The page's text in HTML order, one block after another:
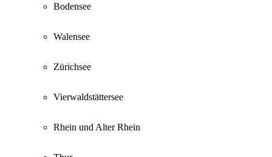
Bodensee
Walensee
Zürichsee
Vierwaldstättersee
Rhein und Alter Rhein